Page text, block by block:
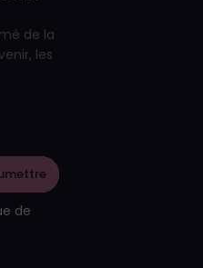
de la
les
de